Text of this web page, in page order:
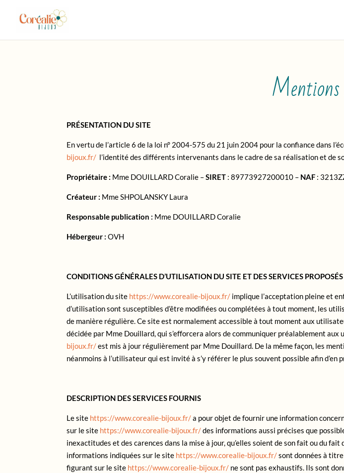
PRÉSENTATION DU SITE
En vertu de l’article 6 de la loi n° 2004-575 du 21 juin 2004 pour la confiance dans
bijoux.fr/ l’identité des différents intervenants dans le cadre de sa réalisation et de
Propriétaire : Mme DOUILLARD Coralie –SIRET : 89773927200010 – NAF :
Créateur : Mme SHPOLANSKY Laura
Responsable publication : Mme DOUILLARD Coralie
Hébergeur : OVH
CONDITIONS GÉNÉRALES D’UTILISATION DU SITE ET DES SERVICES PROPOSÉS
L’utilisation du site https://www.corealie-bijoux.fr/ implique l’acceptation pleine et
d’utilisation sont susceptibles d’être modifiées ou complétées à tout moment, les
de manière régulière. Ce site est normalement accessible à tout moment aux
décidée par Mme Douillard, qui s’efforcera alors de communiquer préalablement
bijoux.fr/est mis à jour régulièrement par Mme Douillard. De la même façon, les
néanmoins à l’utilisateur qui est invité à s’y référer le plus souvent possible afin d’en
DESCRIPTION DES SERVICES FOURNIS
Le site https://www.corealie-bijoux.fr/a pour objet de fournir une information
sur le site https://www.corealie-bijoux.fr/des informations aussi précises que
inexactitudes et des carences dans la mise à jour, qu’elles soient de son fait ou du
informations indiquées sur le site https://www.corealie-bijoux.fr/sont données à
figurant sur le site https://www.corealie-bijoux.fr/ ne sont pas exhaustifs. Ils sont